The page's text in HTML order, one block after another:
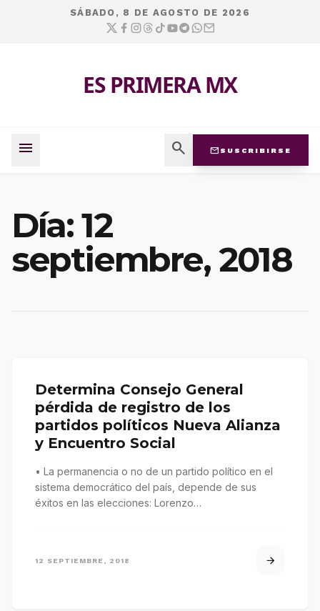
SÁBADO, 8 DE AGOSTO DE 2026
ES PRIMERA MX
menu search mail SUSCRIBIRSE
Día:12
septiembre, 2018
Determina Consejo General
pérdida de registro de los
partidos políticos Nueva Alianza
y Encuentro Social
• La permanencia o no de un partido político en el
sistema democrático del país, depende de sus
éxitos en las elecciones: Lorenzo…
12 SEPTIEMBRE, 2018